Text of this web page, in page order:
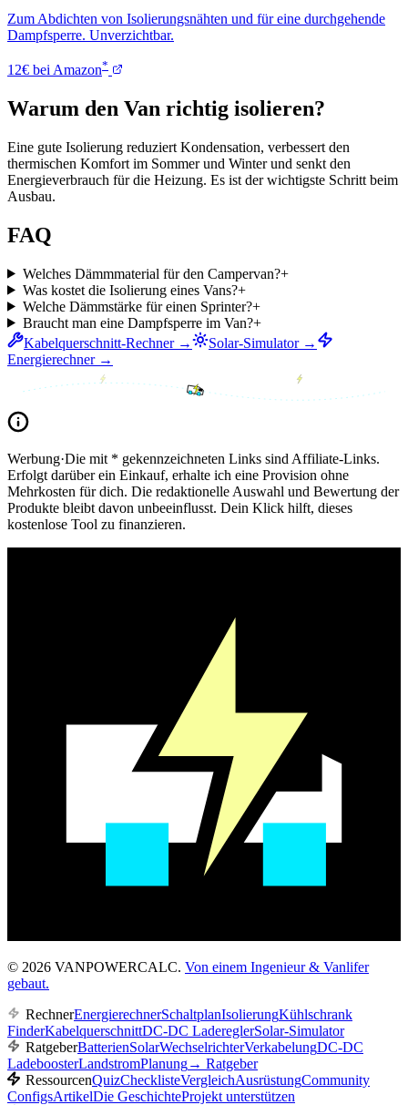
Zum Abdichten von Isolierungsnähten und für eine durchgehende
Dampfsperre. Unverzichtbar.
12€ bei Amazon*
Warum den Van richtig isolieren?
Eine gute Isolierung reduziert Kondensation, verbessert den
thermischen Komfort im Sommer und Winter und senkt den
Energieverbrauch für die Heizung. Es ist der wichtigste Schritt beim
Ausbau.
FAQ
Welches Dämmmaterial für den Campervan?+
Was kostet die Isolierung eines Vans?+
Welche Dämmstärke für einen Sprinter?+
Braucht man eine Dampfsperre im Van?+
Kabelquerschnitt-Rechner →
Solar-Simulator →
Energierechner →
Werbung·Die mit * gekennzeichneten Links sind Affiliate-Links.
Erfolgt darüber ein Einkauf, erhalte ich eine Provision ohne
Mehrkosten für dich. Die redaktionelle Auswahl und Bewertung der
Produkte bleibt davon unbeeinflusst. Dein Klick hilft, dieses
kostenlose Tool zu finanzieren.
© 2026 VANPOWERCALC. Von einem Ingenieur & Vanlifer
gebaut.
RechnerEnergierechnerSchaltplanIsolierungKühlschrank
FinderKabelquerschnittDC-DC LadereglerSolar-Simulator
RatgeberBatterienSolarWechselrichterVerkabelungDC-DC
LadeboosterLandstromPlanung→ Ratgeber
RessourcenQuizChecklisteVergleichAusrüstungCommunity
ConfigsArtikelDie GeschichteProjekt unterstützen